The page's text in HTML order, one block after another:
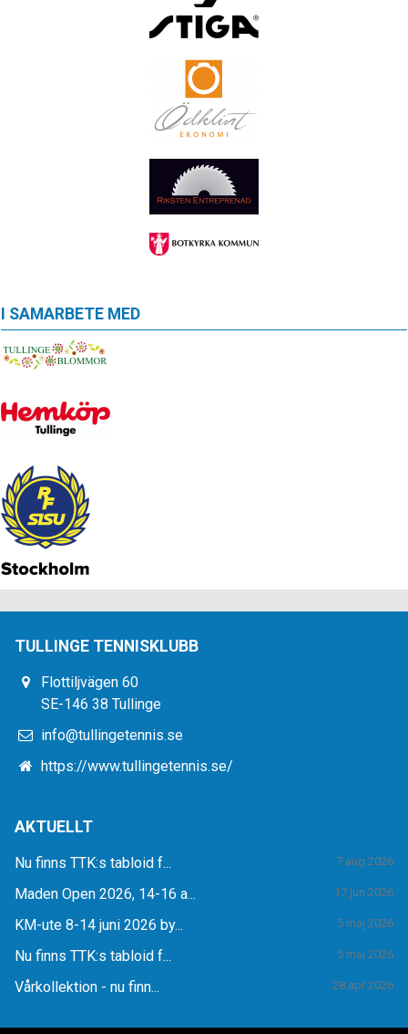
I SAMARBETE MED
TULLINGE TENNISKLUBB
Flottiljvägen 60
SE-146 38 Tullinge
info@tullingetennis.se
https://www.tullingetennis.se/
AKTUELLT
Nu finns TTK:s tabloid f... 7 aug 2026
Maden Open 2026, 14-16 a... 17 jun 2026
KM-ute 8-14 juni 2026 by... 5 maj 2026
Nu finns TTK:s tabloid f... 5 maj 2026
Vårkollektion - nu finn... 28 apr 2026